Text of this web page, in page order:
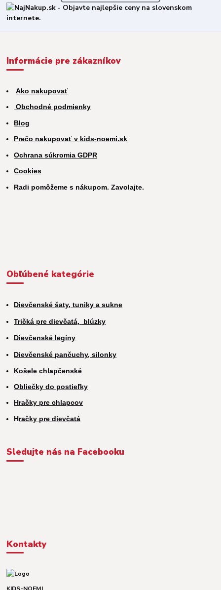
Informácie pre zákazníkov
Ako nakupovať
Obchodné podmienky
Blog
Prečo nakupovať v kids-noemi.sk
Ochrana súkromia GDPR
Cookies
Radi pomôžeme s nákupom. Zavolajte.
Obľúbené kategórie
Dievčenské šaty, tuniky a sukne
Tričká pre dievčatá, blúzky
Dievčenské legíny
Dievčenské pančuchy, silonky
Košele chlapčenské
Obliečky do postieľky
Hračky pre chlapcov
Hračky pre dievčatá
Sledujte nás na Facebooku
Kontakty